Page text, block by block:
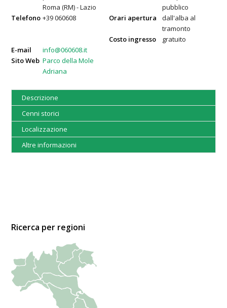
Roma (RM) - Lazio
pubblico
Telefono +39 060608 Orari apertura
dall'alba al
tramonto
Costo ingresso
gratuito
E-mail
info@060608.it
Sito Web Parco della Mole
Adriana
Descrizione
Cenni storici
Localizzazione
Altre informazioni
Ricerca per regioni